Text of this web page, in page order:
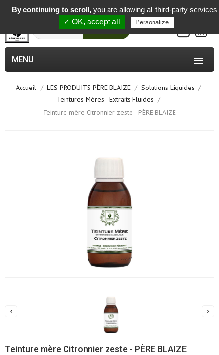
-
Rechercher

MENU
Accueil LES PRODUITS PÈRE BLAIZE
Solutions Liquides
Teintures Mères - Extraits Fluides
Teinture mère Citronnier zeste - PÈRE BLAIZE
 
Teinture mère Citronnier zeste - PÈRE BLAIZE
By continuing to scroll, you are allowing all third-party services
✓ OK, accept all
Personalize